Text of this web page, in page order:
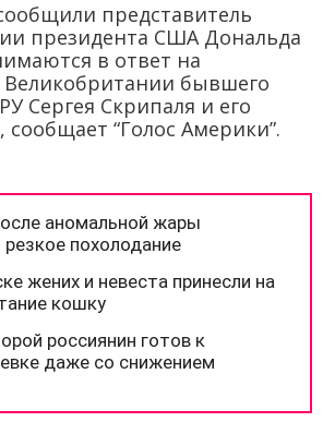
представитель
президента США Дональда
в ответ на
Великобритании бывшего
Сергея Скрипаля и его
“Голос Америки”.